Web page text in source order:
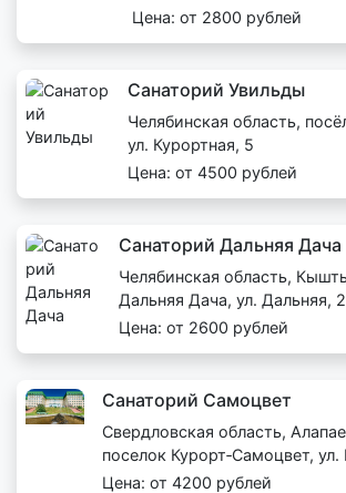
Цена: от 2800 рублей
Санаторий Увильды
Челябинская область,
ул. Курортная, 5
Цена: от 4500 рублей
Санаторий Дальняя Дача
Челябинская область,
Дальняя Дача, ул. Дальняя, 2
Цена: от 2600 рублей
Санаторий Самоцвет
Свердловская область,
поселок Курорт‑Самоцвет, ул.
Цена: от 4200 рублей